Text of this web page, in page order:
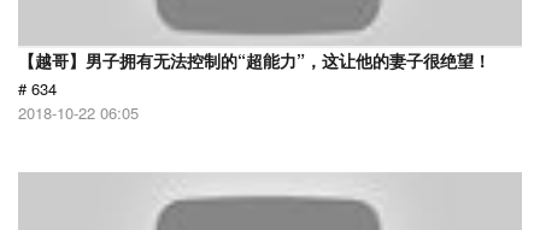
【越哥】男子拥有无法控制的“超能力”，这让他的妻子很绝望！
# 634
2018-10-22 06:05